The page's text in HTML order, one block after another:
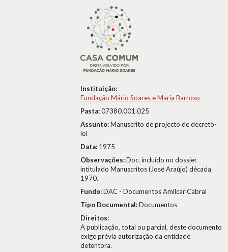
Instituição:
Fundação Mário Soares e Maria Barroso
Pasta:07380.001.025
Assunto:Manuscrito de projecto de decreto-
lei
Data: 1975
Observações:Doc. incluído no dossier
intitulado Manuscritos (José Araújo) década
1970.
Fundo:DAC - Documentos Amílcar Cabral
Tipo Documental:Documentos
Direitos:
A publicação, total ou parcial, deste documento
exige prévia autorização da entidade
detentora.